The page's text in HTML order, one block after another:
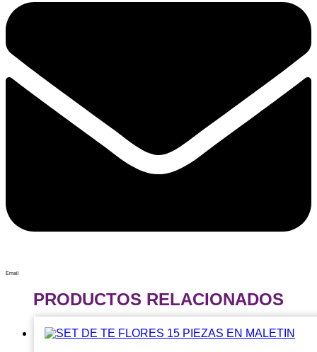
Email
PRODUCTOS RELACIONADOS